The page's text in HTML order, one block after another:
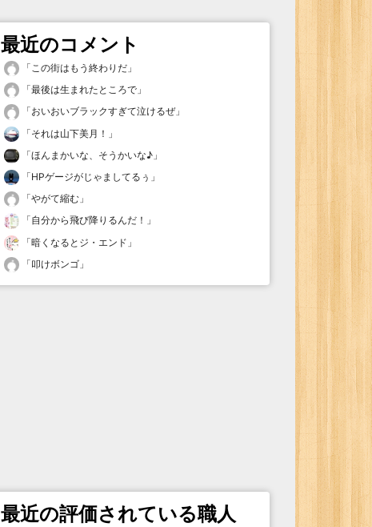
最近のコメント
「この街はもう終わりだ 」
「最後は生まれたところで 」
「おいおいブラックすぎて泣けるぜ」
「それは山下美月！ 」
「ほんまかいな、そうかいな♪ 」
「HPゲージがじゃましてるぅ 」
「やがて縮む 」
「自分から飛び降りるんだ！ 」
「暗くなるとジ・エンド 」
「叩けボンゴ 」
最近の評価されている職人